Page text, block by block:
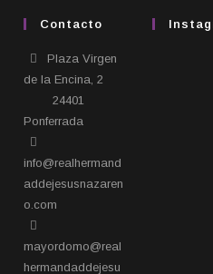
Contacto
Plaza Virgen
de la Encina, 2
24401
Ponferrada​
info@realhermand
addejesusnazaren
o.com
mayordomo@real
hermandaddejesu